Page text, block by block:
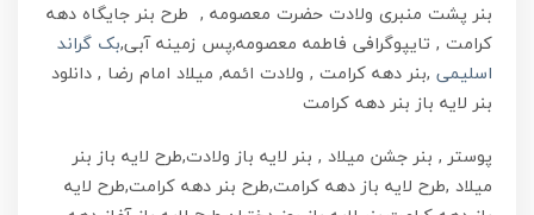
بنر پشت منبری ولادت حضرت معصومه , طرح بنر جایگاه دهه
کرامت , تایپوگرافی فاطمه معصومه,پس زمینه آبی,بک گراند
اسلیمی ,بنر دهه کرامت , ولادت ائمه, میلاد امام رضا , دانلود
بنر لایه باز بنر دهه کرامت
پوستر , بنر جشن میلاد , بنر لایه باز ولادت,طرح لایه باز بنر
میلاد ,طرح لایه باز دهه کرامت,طرح بنر دهه کرامت,طرح لایه